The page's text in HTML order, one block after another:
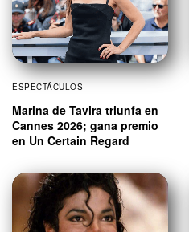
ESPECTÁCULOS
Marina de Tavira triunfa en
Cannes 2026; gana premio
en Un Certain Regard